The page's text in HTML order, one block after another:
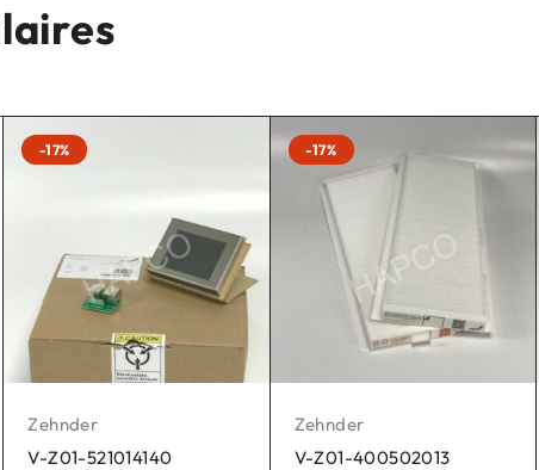
-17%
Zehnder
V-Z01-521014140
-17%
Zehnder
V-Z01-400502013